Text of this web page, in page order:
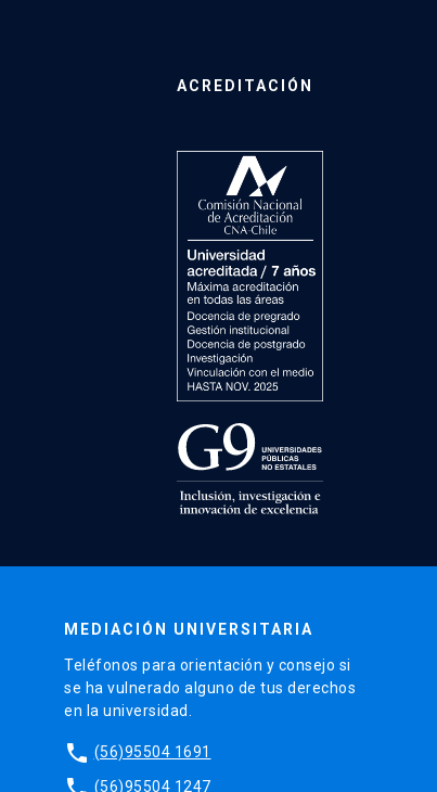
ACREDITACIÓN
MEDIACIÓN UNIVERSITARIA
Teléfonos para orientación y consejo si
se ha vulnerado alguno de tus derechos
en la universidad.
phone (56)95504 1691
(56)95504 1247